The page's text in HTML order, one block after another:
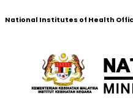
National Institutes of Health